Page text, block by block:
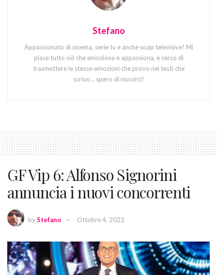
Stefano
Appassionato di cinema, serie tv e anche soap televisive! Mi
piace tutto ciò che emoziona e appassiona, e cerco di
trasmettere le stesse emozioni che provo nei testi che
scrivo... spero di riuscirci!
GF Vip 6: Alfonso Signorini
annuncia i nuovi concorrenti
byStefano Ottobre 4, 2022